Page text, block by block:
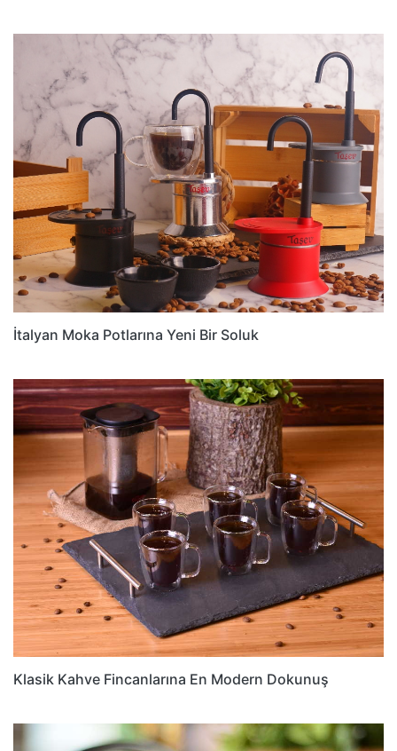
İtalyan Moka Potlarına Yeni Bir Soluk
Klasik Kahve Fincanlarına En Modern Dokunuş